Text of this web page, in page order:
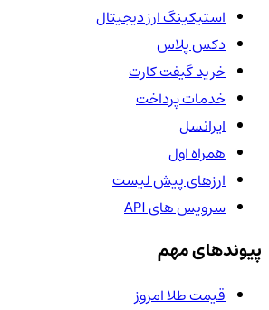
استیکینگ ارز دیجیتال
دکس پلاس
خرید گیفت کارت
خدمات پرداخت
ایرانسل
همراه اول
ارزهای پیش لیست
سرویس های API
پیوندهای مهم
قیمت طلا امروز